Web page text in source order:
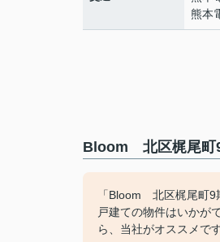
熊本
Bloom 北区梶尾町
「Bloom 北区梶尾町9
戸建ての物件はいかが
ら、当社がオススメで